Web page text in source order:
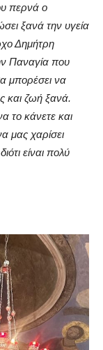
περνά ο
ξανά την υγεία
Δημήτρη
Παναγία που
μπορέσει να
και ζωή ξανά.
το κάνετε και
μας χαρίσει
είναι πολύ